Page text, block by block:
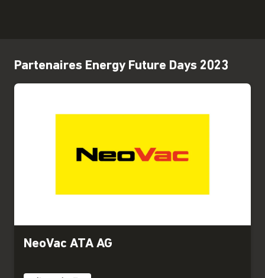
Partenaires Energy Future Days 2023
NeoVac ATA AG